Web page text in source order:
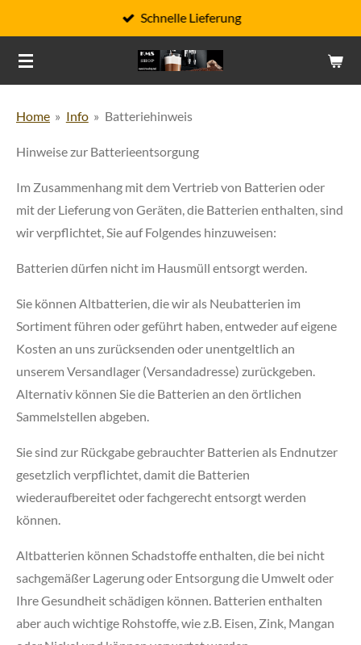
Hauptinhalt
springen
Schnelle Lieferung
Home » Info » Batteriehinweis
Hinweise zur Batterieentsorgung
Im Zusammenhang mit dem Vertrieb von Batterien oder
mit der Lieferung von Geräten, die Batterien enthalten, sind
wir verpflichtet, Sie auf Folgendes hinzuweisen:
Batterien dürfen nicht im Hausmüll entsorgt werden.
Sie können Altbatterien, die wir als Neubatterien im
Sortiment führen oder geführt haben, entweder auf eigene
Kosten an uns zurücksenden oder unentgeltlich an
unserem Versandlager (Versandadresse) zurückgeben.
Alternativ können Sie die Batterien an den örtlichen
Sammelstellen abgeben.
Sie sind zur Rückgabe gebrauchter Batterien als Endnutzer
gesetzlich verpflichtet, damit die Batterien
wiederaufbereitet oder fachgerecht entsorgt werden
können.
Altbatterien können Schadstoffe enthalten, die bei nicht
sachgemäßer Lagerung oder Entsorgung die Umwelt oder
Ihre Gesundheit schädigen können. Batterien enthalten
aber auch wichtige Rohstoffe, wie z.B. Eisen, Zink, Mangan